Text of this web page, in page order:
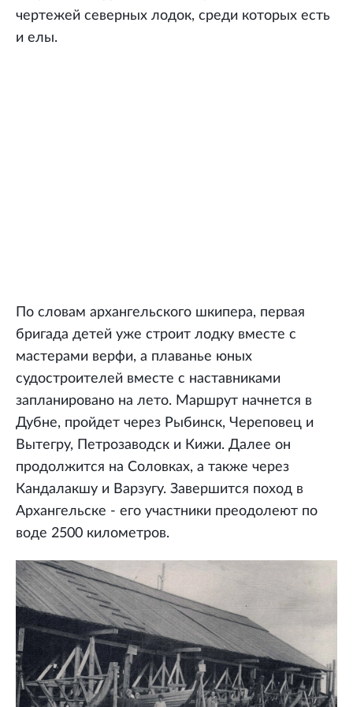
чертежей северных лодок, среди которых есть
и елы.
По словам архангельского шкипера, первая
бригада детей уже строит лодку вместе с
мастерами верфи, а плаванье юных
судостроителей вместе с наставниками
запланировано на лето. Маршрут начнется в
Дубне, пройдет через Рыбинск, Череповец и
Вытегру, Петрозаводск и Кижи. Далее он
продолжится на Соловках, а также через
Кандалакшу и Варзугу. Завершится поход в
Архангельске - его участники преодолеют по
воде 2500 километров.